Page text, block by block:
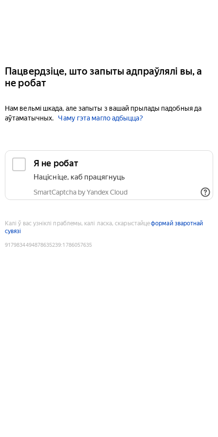
Пацвердзіце, што запыты адпраўлялі вы, а
не робат
Нам вельмі шкада, але запыты з вашай прылады падобныя да
аўтаматычных.
Чаму гэта магло адбыцца?
Я не робат
Націсніце, каб працягнуць
SmartCaptcha by Yandex Cloud
Калі ў вас узніклі праблемы, калі ласка, скарыстайцеформай зваротнай
сувязі
9179834494878635239:1786057635